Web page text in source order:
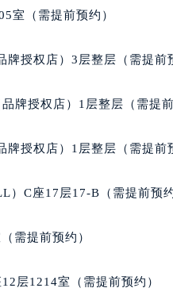
先天下积家售后服务中心（
街积家售后服务中心（需提
积家售后服务中心（需提前
央街积家售后服务中心（需
路积家售后服务中心（需提
市光明街与额尔敦路交叉
服务中心（需提前预约）
室（需提前预约）
授权店）3层整层（需提前
牌授权店）1层整层（需提前
授权店）1层整层（需提前
）C座17层17-B（需提前预约
需提前预约）
层1214室（需提前预约）